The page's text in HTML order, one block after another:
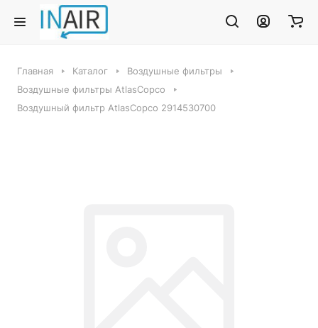
Главная Каталог
Воздушные фильтры
Воздушные фильтры AtlasCopco
Воздушный фильтр AtlasCopco 2914530700